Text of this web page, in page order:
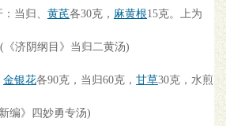
当归、 黄芪各30克， 麻黄根15克。上为
济阴纲目》当归二黄汤)
金银花各90克，当归60克， 甘草30克，水煎
编》四妙勇专汤)